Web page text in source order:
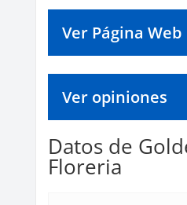
Ver Página Web
Ver opiniones
Datos de
Floreria